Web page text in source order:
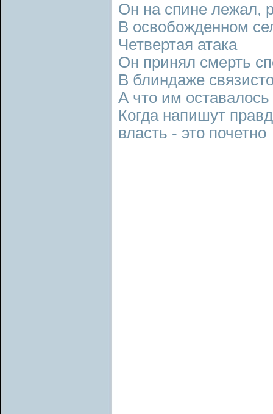
Он на спине лежал,
В освобожденном
Четвертая атака
Он принял смерть
В блиндаже
А что им оставалось
Когда напишут
власть - это почетно